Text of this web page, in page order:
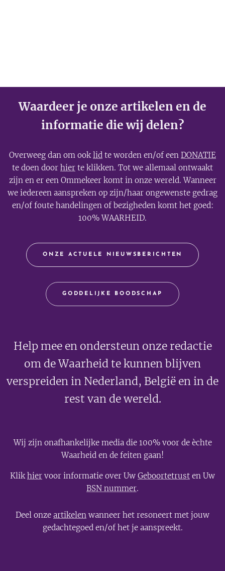
Waardeer je onze artikelen en de
informatie die wij delen?
Overweeg dan om ooklid te worden en/of een DONATIE
te doen door hier te klikken. Tot we allemaal ontwaakt
zijn en er een Ommekeer komt in onze wereld. Wanneer
we iedereen aanspreken op zijn/haar ongewenste gedrag
en/of foute handelingen of bezigheden komt het goed:
100% WAARHEID.
ONZE ACTUELE NIEUWSBERICHTEN
GODDELIJKE BOODSCHAP
Help mee en ondersteun onze redactie
om de Waarheid te kunnen blijven
verspreiden in Nederland, België en in de
rest van de wereld.
Wij zijn onafhankelijke media die 100% voor de èchte
Waarheid en de feiten gaan!
Klikhier voor informatie over Uw Geboortetrust en Uw
BSN nummer.
Deel onze artikelen wanneer het resoneert met jouw
gedachtegoed en/of het je aanspreekt.